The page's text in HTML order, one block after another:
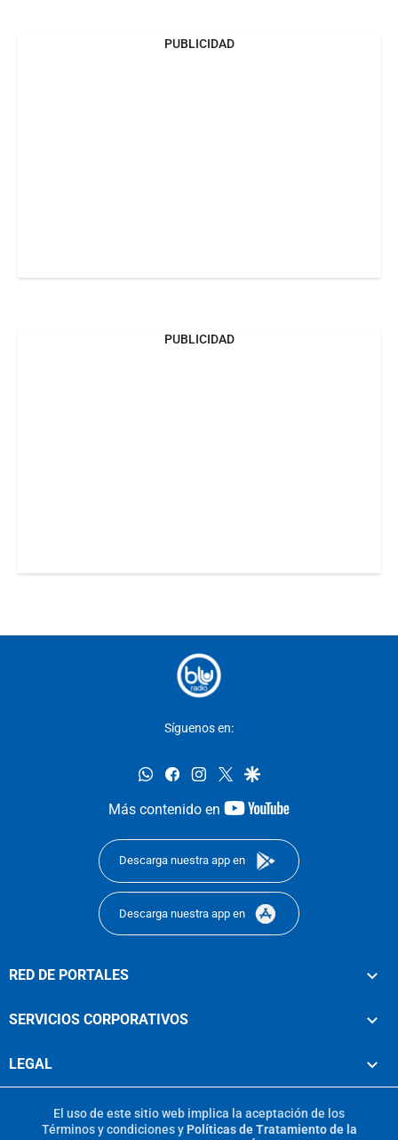
PUBLICIDAD
PUBLICIDAD
Síguenos en:
whatsappfacebookinstagram
twittergoogle
Más contenido en
youtube-
Descarga nuestra app en
Descarga nuestra app en
RED DE PORTALES
SERVICIOS CORPORATIVOS
LEGAL
El uso de este sitio web implica la aceptación de los
Términos y condicionesy Políticas de Tratamiento de la